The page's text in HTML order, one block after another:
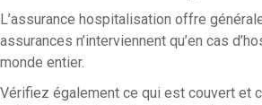
L’assurance hospitalisation offre
assurances n’interviennent qu’en cas
monde entier.
Vérifiez également ce qui est couvert et